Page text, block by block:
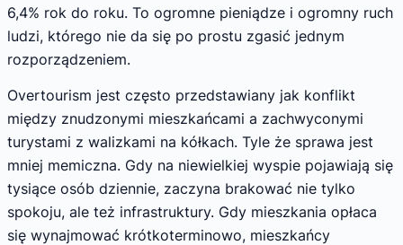
6,4% rok do roku. To ogromne pieniądze i ogromny ruch
ludzi, którego nie da się po prostu zgasić jednym
rozporządzeniem.
Overtourism jest często przedstawiany jak konflikt
między znudzonymi mieszkańcami a zachwyconymi
turystami z walizkami na kółkach. Tyle że sprawa jest
mniej memiczna. Gdy na niewielkiej wyspie pojawiają się
tysiące osób dziennie, zaczyna brakować nie tylko
spokoju, ale też infrastruktury. Gdy mieszkania opłaca
się wynajmować krótkoterminowo, mieszkańcy